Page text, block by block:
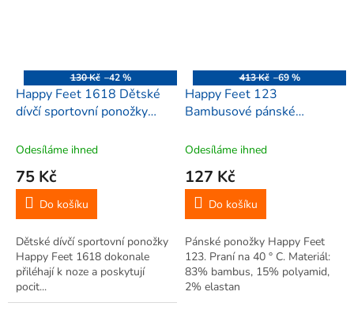
130 Kč –42 %
Happy Feet 1618 Dětské
dívčí sportovní ponožky
Odesíláme ihned
75 Kč
Do košíku
Dětské dívčí sportovní ponožky
Happy Feet 1618 dokonale
přiléhají k noze a poskytují
pocit...
413 Kč –69 %
Happy Feet 123
Bambusové pánské
vícebarevné 2ks
Odesíláme ihned
127 Kč
Do košíku
Pánské ponožky Happy Feet
123. Praní na 40 ° C. Materiál:
83% bambus, 15% polyamid,
2% elastan